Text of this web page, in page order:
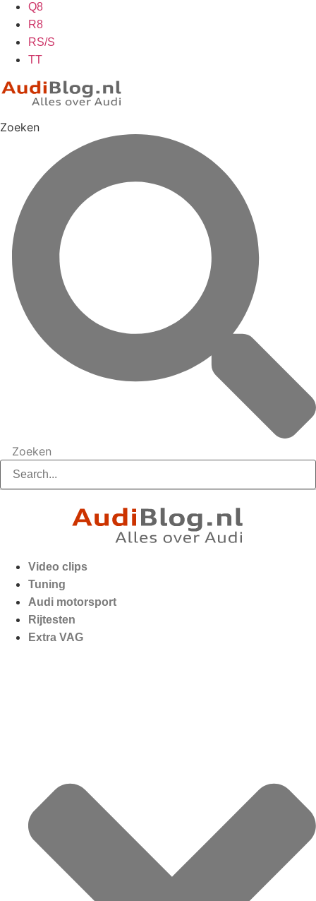
Q8
R8
RS/S
TT
Zoeken
Zoeken
Video clips
Tuning
Audi motorsport
Rijtesten
Extra VAG